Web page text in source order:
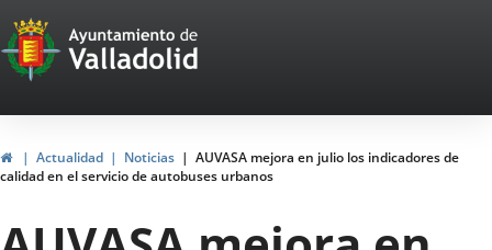
Portal
Web
del
Ayuntamiento
de
InicioActualidad Noticias
AUVASA mejora en julio los indicadores de
calidad en el servicio de autobuses urbanos